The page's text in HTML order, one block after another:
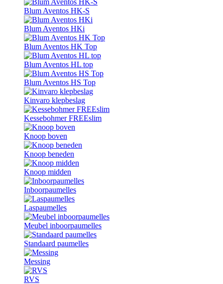
Blum Aventos HK-S
Blum Aventos HKi
Blum Aventos HK Top
Blum Aventos HL top
Blum Aventos HS Top
Kinvaro klepbeslag
Kessebohmer FREEslim
Knoop boven
Knoop beneden
Knoop midden
Inboorpaumelles
Laspaumelles
Meubel inboorpaumelles
Standaard paumelles
Messing
RVS